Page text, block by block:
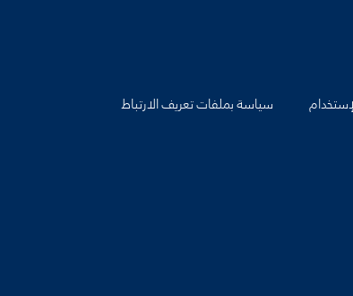
سياسة بملفات تعريف الارتباط